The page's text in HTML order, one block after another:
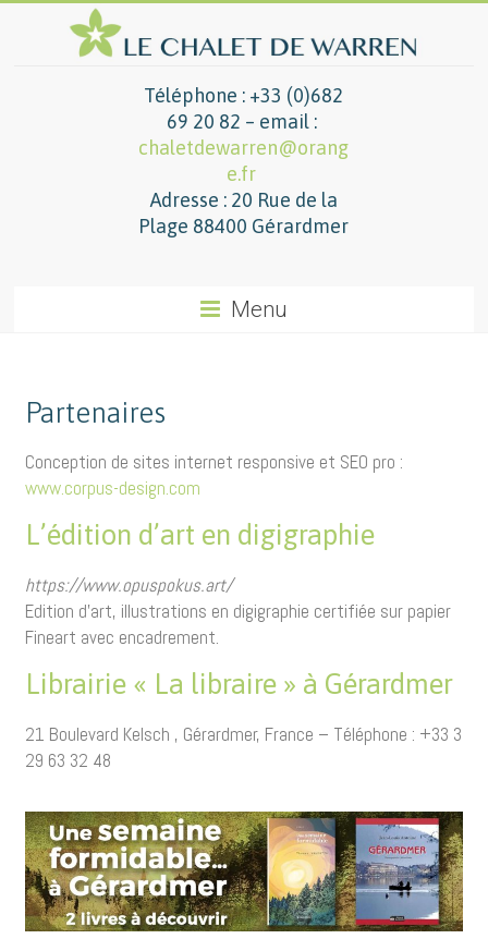
Téléphone : +33 (0)682
69 20 82 – email :
chaletdewarren@orang
e.fr
Adresse : 20 Rue de la
Plage 88400 Gérardmer
Menu
Partenaires
Conception de sites internet responsive et SEO pro :
www.corpus-design.com
L’édition d’art en digigraphie
https://www.opuspokus.art/
Edition d’art, illustrations en digigraphie certifiée sur papier
Fineart avec encadrement.
Librairie « La libraire » à Gérardmer
21 Boulevard Kelsch , Gérardmer, France – Téléphone : +33 3
29 63 32 48